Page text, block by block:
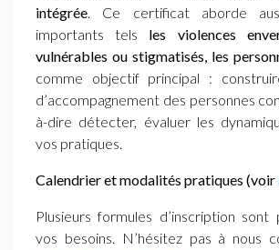
intégrée. Ce certificat
aborde
importants tels les violences
vulnérables ou stigmatisés, les
comme objectif principal :
d’accompagnement des personnes
à-dire détecter, évaluer les
vos pratiques.
Calendrier et modalités pratiques (voir
Plusieurs formules d’inscription sont
vos besoins. N’hésitez pas à nous